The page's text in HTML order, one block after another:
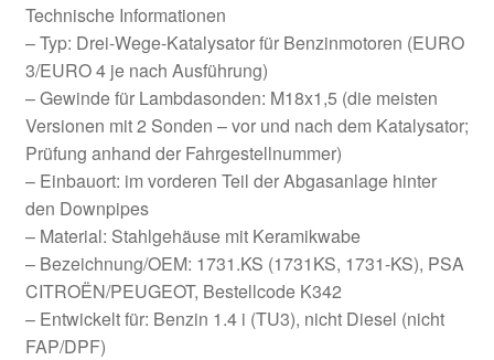
Technische Informationen
– Typ: Drei-Wege-Katalysator für Benzinmotoren (EURO
3/EURO 4 je nach Ausführung)
– Gewinde für Lambdasonden: M18x1,5 (die meisten
Versionen mit 2 Sonden – vor und nach dem Katalysator;
Prüfung anhand der Fahrgestellnummer)
– Einbauort: im vorderen Teil der Abgasanlage hinter
den Downpipes
– Material: Stahlgehäuse mit Keramikwabe
– Bezeichnung/OEM: 1731.KS (1731KS, 1731-KS), PSA
CITROËN/PEUGEOT, Bestellcode K342
– Entwickelt für: Benzin 1.4 i (TU3), nicht Diesel (nicht
FAP/DPF)